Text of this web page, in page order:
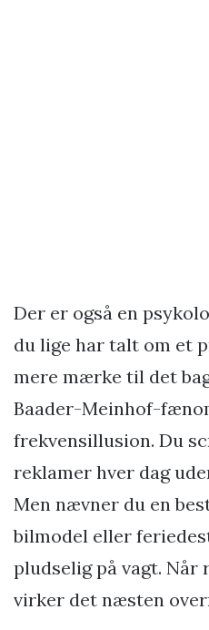
Der er også en
du lige har talt om et
mere mærke til det
Baader-Meinhof-
frekvensillusion. Du
reklamer hver dag
Men nævner du en
bilmodel eller
pludselig på vagt. Når
virker det næsten